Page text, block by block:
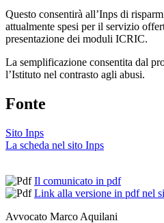
Questo consentirà all’Inps di
attualmente spesi per il servizio
presentazione dei moduli ICRIC.
La semplificazione consentita dal
l’Istituto nel contrasto agli abusi.
Fonte
Sito Inps
La scheda nel sito Inps
Il comunicato in pdf
Link alla versione in pdf nel
Avvocato Marco Aquilani